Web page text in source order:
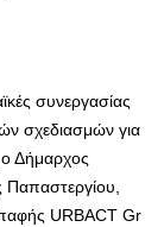
συνεργασίας
σχεδιασμών για
Δήμαρχος
Παπαστεργίου,
URBACT Gr